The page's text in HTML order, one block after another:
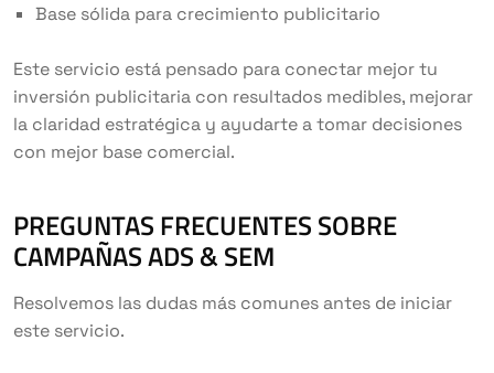
Base sólida para crecimiento publicitario
Este servicio está pensado para conectar mejor tu
inversión publicitaria con resultados medibles, mejorar
la claridad estratégica y ayudarte a tomar decisiones
con mejor base comercial.
PREGUNTAS FRECUENTES SOBRE
CAMPAÑAS ADS & SEM
Resolvemos las dudas más comunes antes de iniciar
este servicio.